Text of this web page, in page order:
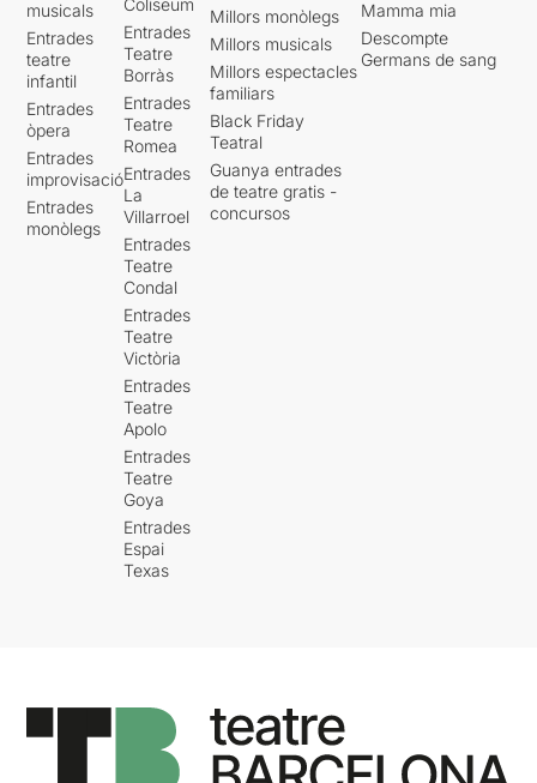
musicals
Entrades
teatre
infantil
Entrades
òpera
Entrades
improvisació
Entrades
monòlegs
Entrades
Teatre
Borràs
Entrades
Teatre
Romea
Entrades
La
Villarroel
Entrades
Teatre
Condal
Entrades
Teatre
Victòria
Entrades
Teatre
Apolo
Entrades
Teatre
Goya
Entrades
Espai
Texas
Millors monòlegs
Millors musicals
Millors espectacles
familiars
Black Friday
Teatral
Guanya entrades
de teatre gratis -
concursos
Mamma mia
Descompte
Germans de sang